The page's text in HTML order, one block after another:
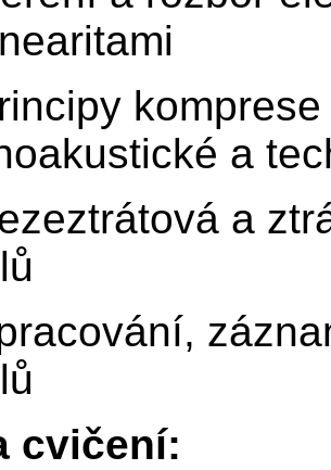
a
a
cvičení: